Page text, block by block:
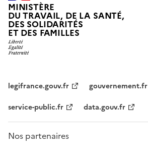
MINISTÈRE
DU TRAVAIL, DE LA SANTÉ,
DES SOLIDARITÉS
ET DES FAMILLES
legifrance.gouv.fr
gouvernement.fr
service-public.fr
data.gouv.fr
Nos partenaires